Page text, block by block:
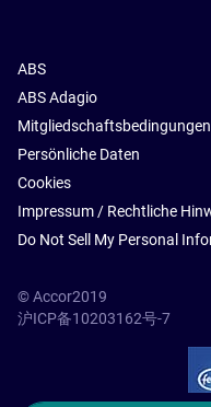
ABS
ABS Adagio
Mitgliedschaftsbedingungen
Persönliche Daten
Cookies
Impressum / Rechtliche
Do Not Sell My Personal
© Accor2019
沪ICP备10203162号-7